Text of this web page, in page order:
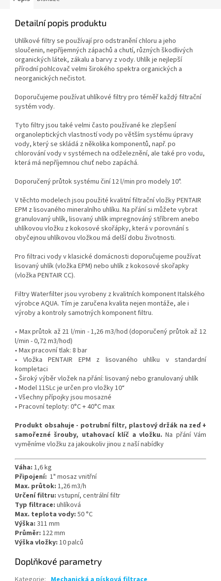
Detailní popis produktu
Uhlíkové filtry se používají pro odstranění chloru a jeho
sloučenin, nepříjemných zápachů a chutí, různých škodlivých
organických látek, zákalu a barvy z vody. Uhlík je nejlepší
přírodní pohlcovač velmi širokého spektra organických a
neorganických nečistot.
Doporučujeme používat uhlíkové filtry pro téměř každý filtrační
systém vody.
Tyto filtry jsou také velmi často používané ke zlepšení
organoleptických vlastností vody po větším systému úpravy
vody, který se skládá z několika komponentů, např. po
chlorování vody v systémech na odželeznění, ale také pro vodu,
která má nepříjemnou chuť nebo zapáchá.
Doporučený průtok systému činí 12 l/min pro modely 10".
V těchto modelech jsou použité kvalitní filtrační vložky PENTAIR
EPM z lisovaného mineralního uhlíku. Na přání si můžete vybrat
granulovaný uhlík, lisovaný uhlík impregnováný stříbrem anebo
uhlíkovou vložku z kokosové skořápky, která v porovnání s
obyčejnou uhlíkovou vložkou má delší dobu životnosti.
Pro filtraci vody v klasické domácnosti doporučujeme používat
lisovaný uhlík (vložka EPM) nebo uhlík z kokosové skořapky
(vložka PENTAIR CC).
Filtry Waterfilter jsou vyrobeny z kvalitních komponent Italského
výrobce AQUA. Tím je zaručena kvalita nejen montáže, ale i
výroby a kontroly samotných komponent filtru.
• Max průtok až 21 l/min - 1,26 m3/hod (doporučený průtok až 12
l/min - 0,72 m3/hod)
• Max pracovní tlak: 8 bar
• Vložka PENTAIR EPM z lisovaného uhlíku v standardní
kompletaci
• Široký výběr vložek na přání: lisovaný nebo granulovaný uhlík
• Model 11SLc je určen pro vložky 10“
• Všechny přípojky jsou mosazné
• Pracovní teploty: 0°C + 40°C max
Produkt obsahuje - potrubní filtr, plastový držák na zeď +
samořezné šrouby, utahovací klíč a vložku. Na přání Vám
vyměníme vložku za jakoukoliv jinou z naší nabídky
Váha: 1,6 kg
Připojení: 1" mosaz vnitřní
Max. průtok: 1,26 m3/h
Určení filtru: vstupní, centrální filtr
Typ filtrace: uhlíková
Max. teplota vody: 50 °C
Výška: 311 mm
Průměr: 122 mm
Výška vložky: 10 palců
Doplňkové parametry